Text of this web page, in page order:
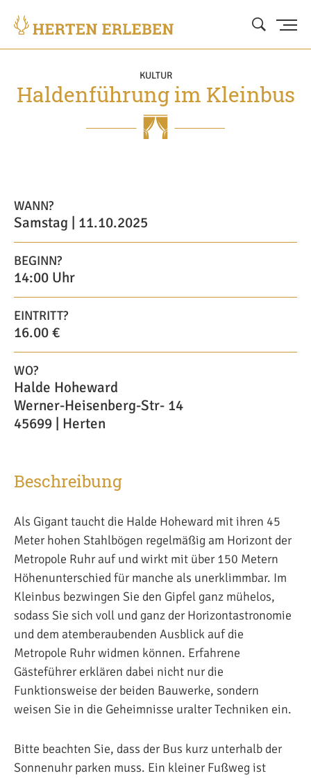
KULTUR
Haldenführung im Kleinbus
WANN?
Samstag | 11.10.2025
BEGINN?
14:00 Uhr
EINTRITT?
16.00 €
WO?
Halde Hoheward
Werner-Heisenberg-Str- 14
45699 | Herten
Beschreibung
Als Gigant taucht die Halde Hoheward mit ihren 45
Meter hohen Stahlbögen regelmäßig am Horizont der
Metropole Ruhr auf und wirkt mit über 150 Metern
Höhenunterschied für manche als unerklimmbar. Im
Kleinbus bezwingen Sie den Gipfel ganz mühelos,
sodass Sie sich voll und ganz der Horizontastronomie
und dem atemberaubenden Ausblick auf die
Metropole Ruhr widmen können. Erfahrene
Gästeführer erklären dabei nicht nur die
Funktionsweise der beiden Bauwerke, sondern
weisen Sie in die Geheimnisse uralter Techniken ein.
Bitte beachten Sie, dass der Bus kurz unterhalb der
Sonnenuhr parken muss. Ein kleiner Fußweg ist